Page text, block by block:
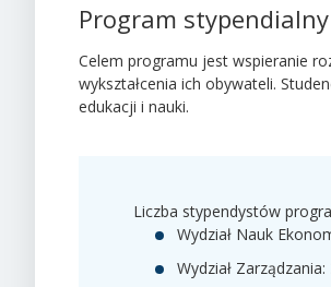
Program
Celem programu jest wspieranie
wykształcenia ich obywateli.
edukacji i nauki.
Liczba stypendystów
Wydział Nauk
Wydział Zarządzania: